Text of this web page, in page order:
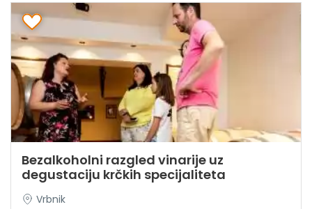
Bezalkoholni razgled vinarije uz
degustaciju krčkih specijaliteta
Vrbnik